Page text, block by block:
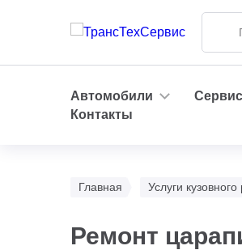
Автомобили Сервис
Контакты
Главная Услуги
Ремонт